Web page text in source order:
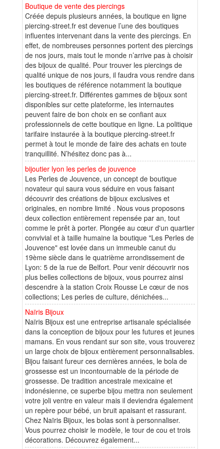
Boutique de vente des piercings
Créée depuis plusieurs années, la boutique en ligne
piercing-street.fr est devenue l’une des boutiques
influentes intervenant dans la vente des piercings. En
effet, de nombreuses personnes portent des piercings
de nos jours, mais tout le monde n’arrive pas à choisir
des bijoux de qualité. Pour trouver les piercings de
qualité unique de nos jours, il faudra vous rendre dans
les boutiques de référence notamment la boutique
piercing-street.fr. Différentes gammes de bijoux sont
disponibles sur cette plateforme, les internautes
peuvent faire de bon choix en se confiant aux
professionnels de cette boutique en ligne. La politique
tarifaire instaurée à la boutique piercing-street.fr
permet à tout le monde de faire des achats en toute
tranquillité. N’hésitez donc pas à...
bijoutier lyon les perles de jouvence
Les Perles de Jouvence, un concept de boutique
novateur qui saura vous séduire en vous faisant
découvrir des créations de bijoux exclusives et
originales, en nombre limité . Nous vous proposons
deux collection entièrement repensée par an, tout
comme le prêt à porter. Plongée au cœur d'un quartier
convivial et à taille humaine la boutique "Les Perles de
Jouvence" est lovée dans un immeuble canut du
19ème siècle dans le quatrième arrondissement de
Lyon: 5 de la rue de Belfort. Pour venir découvrir nos
plus belles collections de bijoux, vous pourrez ainsi
descendre à la station Croix Rousse Le cœur de nos
collections; Les perles de culture, dénichées...
Naïris Bijoux
Naïris Bijoux est une entreprise artisanale spécialisée
dans la conception de bijoux pour les futures et jeunes
mamans. En vous rendant sur son site, vous trouverez
un large choix de bijoux entièrement personnalisables.
Bijou faisant fureur ces dernières années, le bola de
grossesse est un incontournable de la période de
grossesse. De tradition ancestrale mexicaine et
indonésienne, ce superbe bijou mettra non seulement
votre joli ventre en valeur mais il deviendra également
un repère pour bébé, un bruit apaisant et rassurant.
Chez Naïris Bijoux, les bolas sont à personnaliser.
Vous pourrez choisir le modèle, le tour de cou et trois
décorations. Découvrez également...